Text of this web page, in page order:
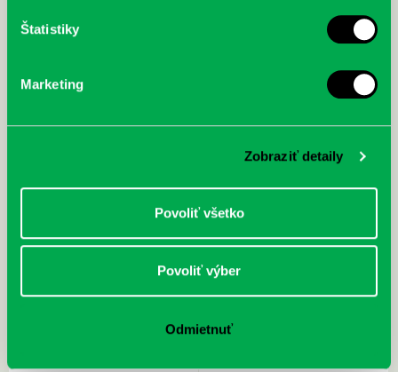
Štatistiky
Marketing
Zobraziť detaily
Povoliť všetko
Povoliť výber
Odmietnuť
Rudź, Przemyslaw: Atlas hviezd:
Sprievodca po hviezdnej oblohe
Hardy, Paula: Japonsko na tanieri:
kompletný sprievodca